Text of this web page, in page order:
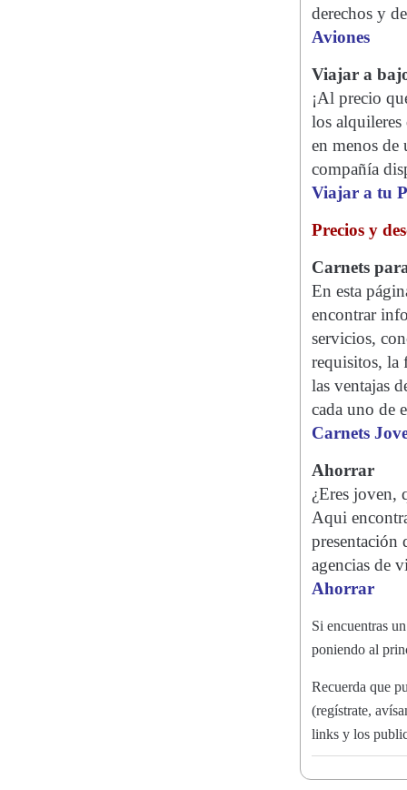
derechos y
Aviones
Viajar a
¡Al precio
los alquileres
en menos de
compañía
Viajar a tu
Precios y
Carnets
En esta
encontrar
servicios,
requisitos, la
las ventajas
cada uno de
Carnets
Ahorrar
¿Eres joven,
Aqui
presentación
agencias de
Ahorrar
Si encuentras
poniendo al
Recuerda que
(regístrate,
links y los